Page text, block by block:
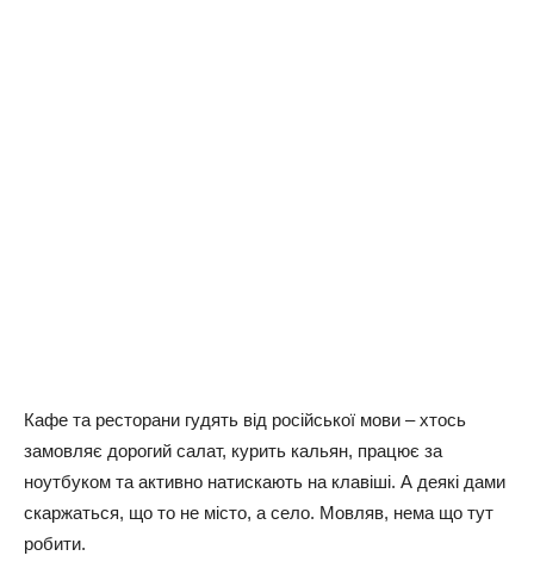
Кафе та ресторани гудять від російської мови – хтось
замовляє дорогий салат, курить кальян, працює за
ноутбуком та активно натискають на клавіші. А деякі дами
скаржаться, що то не місто, а село. Мовляв, нема що тут
робити.